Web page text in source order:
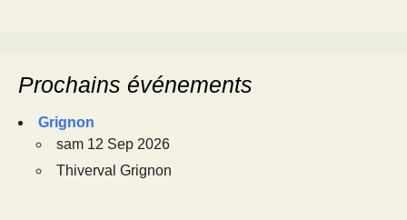
Prochains événements
Grignon
sam 12 Sep 2026
Thiverval Grignon